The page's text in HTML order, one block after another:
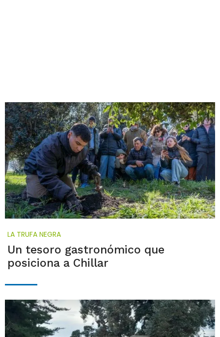
LA TRUFA NEGRA
Un tesoro gastronómico que
posiciona a Chillar